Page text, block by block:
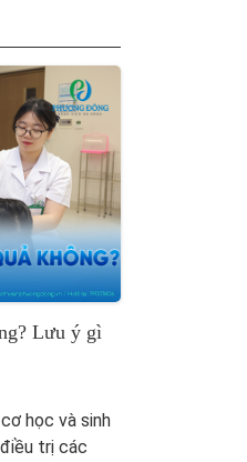
Lưu ý gì
học và sinh
trị các